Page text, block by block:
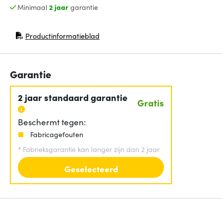
Minimaal 2 jaargarantie
Productinformatieblad
(opent in nieuw venster)
Garantie
2 jaar standaard garantie Gratis
Beschermt tegen:
Fabricagefouten
* Fabrieksgarantie kan langer zijn dan 2 jaar
Geselecteerd